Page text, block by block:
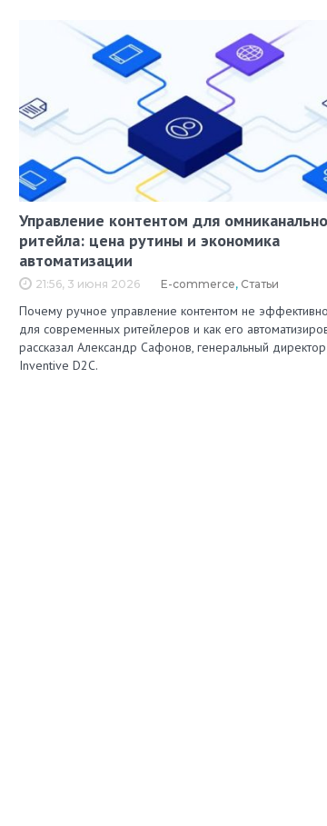
Управление контентом для
ритейла: цена рутины и экономика
автоматизации
21:56, 3 июня 2026 E-commerce, Статьи
Почему ручное управление контентом не эффективно
для современных ритейлеров и как его
рассказал Александр Сафонов, генеральный директор
Inventive D2C.